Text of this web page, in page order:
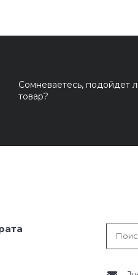
Сомневаетесь, подойдет
товар?